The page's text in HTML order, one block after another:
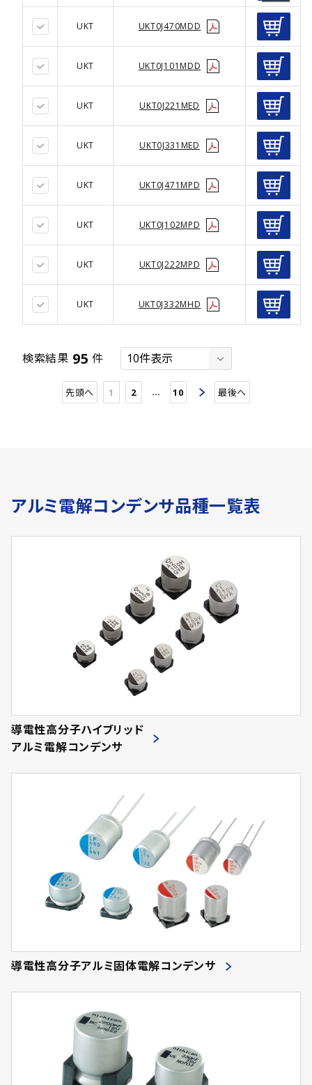
UKT UKT0J470MDD
UKT UKT0J101MDD
UKT UKT0J221MED
UKT UKT0J331MED
UKT UKT0J471MPD
UKT UKT0J102MPD
UKT UKT0J222MPD
UKT UKT0J332MHD
検索結果 95 件
先頭へ 1 2 … 10 最後へ
アルミ電解コンデンサ品種一覧表
導電性高分子ハイブリッド
アルミ電解コンデンサ
導電性高分子アルミ固体電解コンデンサ